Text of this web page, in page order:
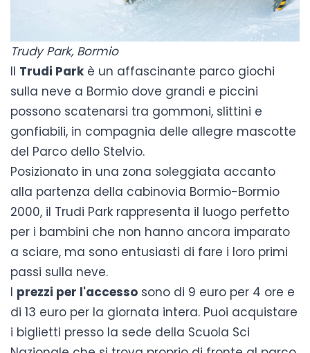
Trudy Park, Bormio
Il Trudi Parkè un affascinante parco giochi
sulla neve a Bormio dove grandi e piccini
possono scatenarsi tra gommoni, slittini e
gonfiabili, in compagnia delle allegre mascotte
del Parco dello Stelvio.
Posizionato in una zona soleggiata accanto
alla partenza della cabinovia Bormio-Bormio
2000, il Trudi Park rappresenta il luogo perfetto
per i bambini che non hanno ancora imparato
a sciare, ma sono entusiasti di fare i loro primi
passi sulla neve.
I prezzi per l'accesso sono di 9 euro per 4 ore e
di 13 euro per la giornata intera. Puoi acquistare
i biglietti presso la sede della Scuola Sci